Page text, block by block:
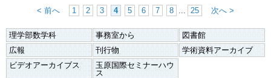
< 前へ 1 2 3 4 5 6 7 8 25 次へ >
理学部数学科 事務室から
図書館
広報
刊行物
学術資料アーカイブ
ビデオアーカイブス
玉原国際セミナーハウ
ス